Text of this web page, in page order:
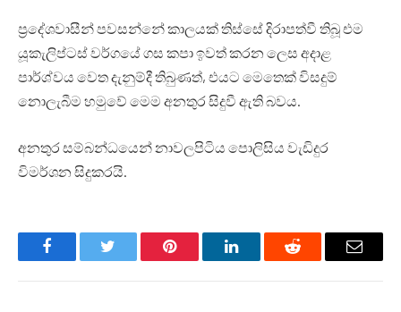
ප්‍රදේශවාසීන් පවසන්නේ කාලයක් තිස්සේ දිරාපත්වී තිබූ එම
යූකැලිප්ටස් වර්ගයේ ගස කපා ඉවත් කරන ලෙස අදාළ
පාර්ශ්වය වෙත දැනුම්දී තිබුණත්, එයට මෙතෙක් විසදුම්
නොලැබීම හමුවේ මෙම අනතුර සිදුවී ඇති බවය.
අනතුර සම්බන්ධයෙන් නාවලපිටිය පොලිසිය වැඩිදුර
විමර්ශන සිදුකරයි.
FacebookTwitter Pinterest LinkedInReddit Email